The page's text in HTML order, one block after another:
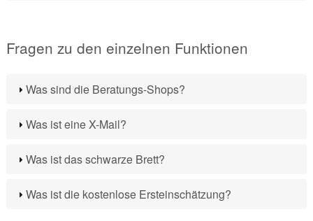
Fragen zu den einzelnen Funktionen
Was sind die Beratungs-Shops?
Was ist eine X-Mail?
Was ist das schwarze Brett?
Was ist die kostenlose Ersteinschätzung?